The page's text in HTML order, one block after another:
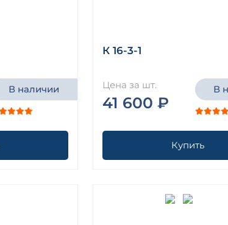
В наличии
К 16-3-1
Цена за шт.
41 600 ₽
В
Купить